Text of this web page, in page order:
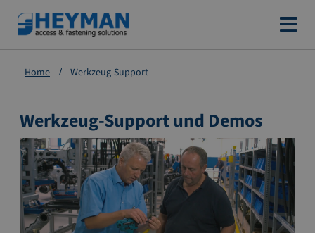
Zum
Inhalt
Home Werkzeug-Support
Werkzeug-Support und Demos